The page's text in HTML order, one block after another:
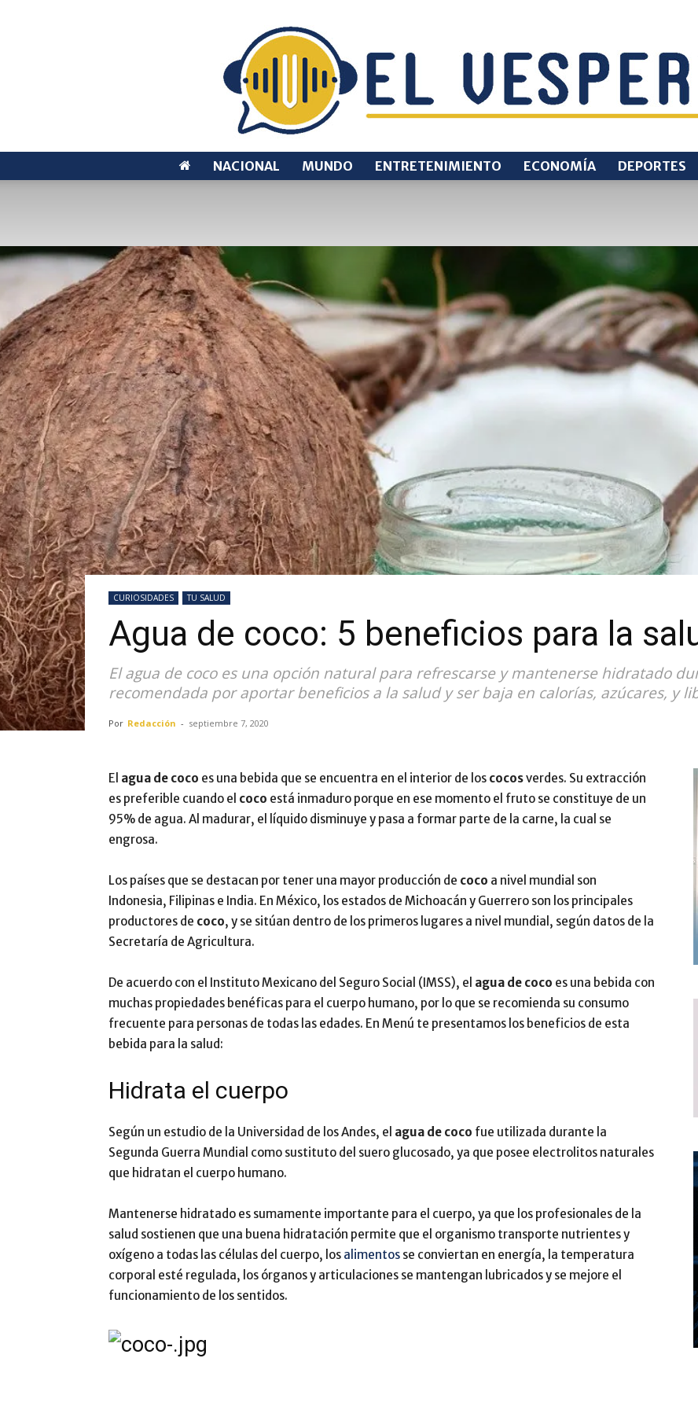
VESPERTINO
NACIONAL MUNDO ENTRETENIMIENTO ECONOMÍA DEPORTES
CURIOSIDADES TU SALUD
Agua de coco: 5 beneficios para la
El agua de coco es una opción natural para refrescarse y mantenerse hidratado
recomendada por aportar beneficios a la salud y ser baja en calorías, azúcares, y
Por Redacción - septiembre 7, 2020
El agua de coco es una bebida que se encuentra en el interior de los cocosverdes. Su extracción
es preferible cuando el coco está inmaduro porque en ese momento el fruto se constituye de un
95% de agua. Al madurar, el líquido disminuye y pasa a formar parte de la carne, la cual se
engrosa.
Los países que se destacan por tener una mayor producción de coco a nivel mundial son
Indonesia, Filipinas e India. En México, los estados de Michoacán y Guerrero son los principales
productores de coco, y se sitúan dentro de los primeros lugares a nivel mundial, según datos de la
Secretaría de Agricultura.
De acuerdo con el Instituto Mexicano del Seguro Social (IMSS), el agua de coco es una bebida con
muchas propiedades benéficas para el cuerpo humano, por lo que se recomienda su consumo
frecuente para personas de todas las edades. En Menú te presentamos los beneficios de esta
bebida para la salud:
Hidrata el cuerpo
Según un estudio de la Universidad de los Andes, el agua de coco fue utilizada durante la
Segunda Guerra Mundial como sustituto del suero glucosado, ya que posee electrolitos naturales
que hidratan el cuerpo humano.
Mantenerse hidratado es sumamente importante para el cuerpo, ya que los profesionales de la
salud sostienen que una buena hidratación permite que el organismo transporte nutrientes y
oxígeno a todas las células del cuerpo, los alimentos se conviertan en energía, la temperatura
corporal esté regulada, los órganos y articulaciones se mantengan lubricados y se mejore el
funcionamiento de los sentidos.